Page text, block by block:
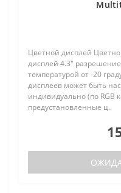
Цветной дисплей
дисплей 4.3"
температурой от -20
дисплеев может быть
индивидуально (по RGB
предустановленные ц..